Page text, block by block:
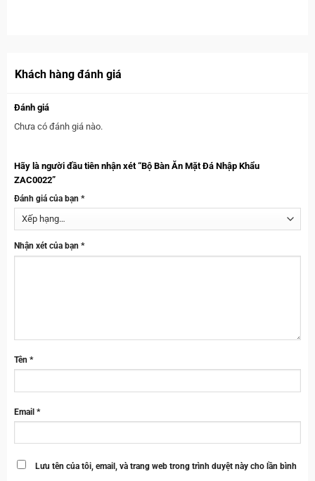
Khách hàng đánh giá
Đánh giá
Chưa có đánh giá nào.
Hãy là người đầu tiên nhận xét “Bộ Bàn Ăn Mặt Đá Nhập Khẩu
ZAC0022”
Đánh giá của bạn *
Nhận xét của bạn *
Tên *
Email *
Lưu tên của tôi, email, và trang web trong trình duyệt này cho lần bình